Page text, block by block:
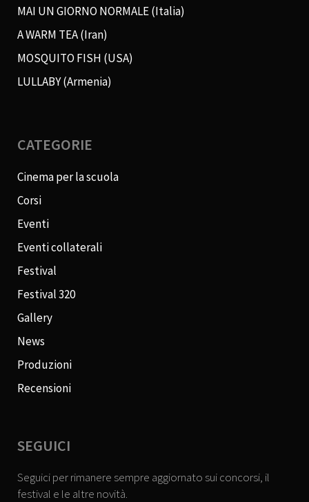
MAI UN GIORNO NORMALE (Italia)
A WARM TEA (Iran)
MOSQUITO FISH (USA)
LULLABY (Armenia)
CATEGORIE
Cinema per la scuola
Corsi
Eventi
Eventi collaterali
Festival
Festival 320
Gallery
News
Produzioni
Recensioni
SEGUICI
Seguici per rimanere sempre aggiornato sui concorsi, il
festival e le altre novità.